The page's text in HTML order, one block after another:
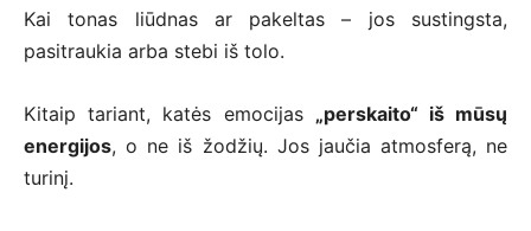
Kai tonas liūdnas ar pakeltas – jos sustingsta,
pasitraukia arba stebi iš tolo.
Kitaip tariant, katės emocijas „perskaito“ iš mūsų
energijos, o ne iš žodžių. Jos jaučia atmosferą, ne
turinį.